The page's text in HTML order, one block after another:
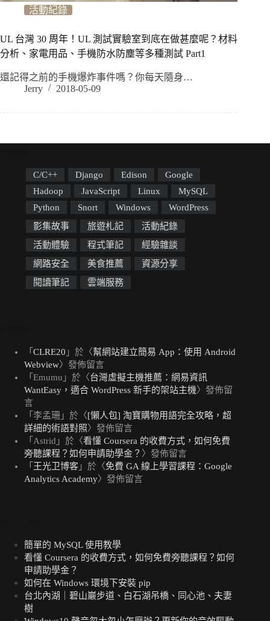
活動紀錄
UL 台灣 30 周年！UL 測試實驗室到底在做甚麼呢？材料
分析、家電用品、手機防水防塵等多種測試 Part1
還記得之前的手機爆炸事件嗎？你每天隨身…
Jerry
2018-05-09
C/C++ Django Edison
Google
Hadoop
JavaScript Linux
MySQL
Python
Snort Windows
WordPress
影集故事
旅遊札記
活動紀錄
活動體驗
程式筆記
經驗雜談
網路安全
美食推薦
資源分享
閱讀筆記
雲端服務
「 CLRE20 」於〈幫網站建立簡易 App：使用 Android
Webview〉發佈留言
「 Emumu 」於〈台灣虛擬主機推薦：網易資訊
WantEasy，適合 WordPress 新手的架站主機〉發佈留
言
「 李孟珊 」於〈[懶人包] 淘寶購物用語完全攻略，超
詳細的術語對照〉發佈留言
「 Astrid 」於〈看懂 Coursera 的收費方式，如何免費
旁聽課程？如何申請助學金？ 〉發佈留言
「 王光卫博客 」於〈免費 GA 線上學習課程：Google
Analytics Academy〉發佈留言
簡單的 MySQL 使用教學
看懂 Coursera 的收費方式，如何免費旁聽課程？如何
申請助學金？
如何在 Windows 環境下安裝 pip
台北內湖｜碧山巖步道、白石湖吊橋、同心池、夫妻
樹